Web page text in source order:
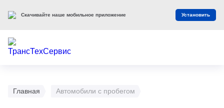
Главная Автомобили с пробегом
Скачивайте наше мобильное приложение Установить